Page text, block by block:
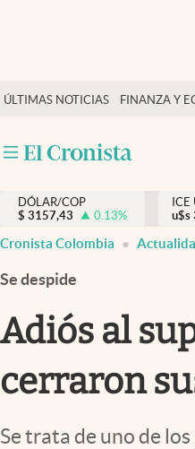
ÚLTIMAS NOTICIAS FINANZA Y
Salud y nutrición
Tiempo libre
Dólar y mercados
Curiosidades
DÓLAR/COP
$ 3157,43 0.13%
ICE
u$s
Cronista Colombia
Se despide
Adiós al
cerraron
Se trata de uno de